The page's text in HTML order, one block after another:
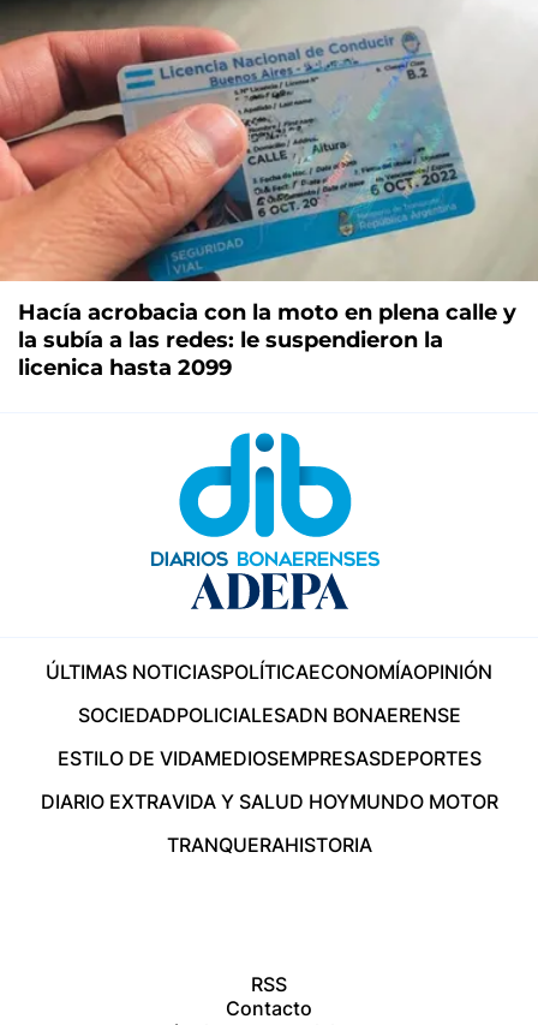
Hacía acrobacia con la moto en plena calle y
la subía a las redes: le suspendieron la
licenica hasta 2099
ÚLTIMAS NOTICIASPOLÍTICAECONOMÍAOPINIÓN
SOCIEDADPOLICIALESADN BONAERENSE
ESTILO DE VIDAMEDIOSEMPRESASDEPORTES
DIARIO EXTRAVIDA Y SALUD HOYMUNDO MOTOR
TRANQUERAHISTORIA
RSS
Contacto